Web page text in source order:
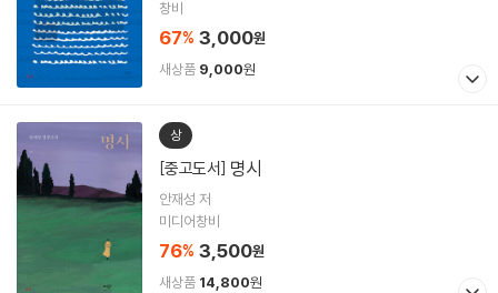
창비
67% 3,000원
새상품 9,000원
상
[중고도서] 명시
안재성 저
미디어창비
76% 3,500원
새상품 14,800원